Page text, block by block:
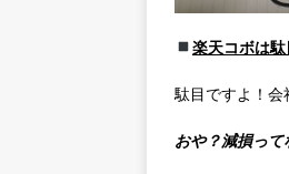
楽天コボは駄
駄目ですよ！会
おや？減損っ